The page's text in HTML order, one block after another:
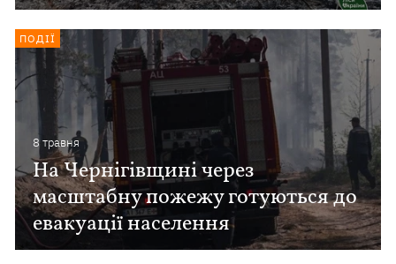
8 травня
На Чернігівщині через
масштабну пожежу готуються до
евакуації населення
ПОДІЇ